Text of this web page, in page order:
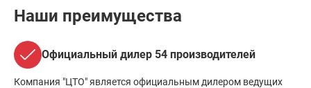
Наши преимущества
Официальный дилер 54 производителей
Компания "ЦТО" является официальным дилером ведущих